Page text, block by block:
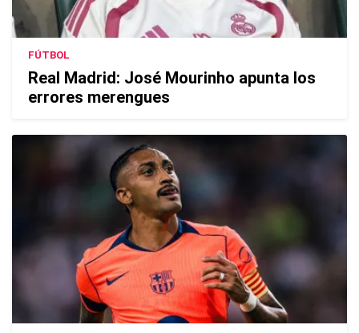
FÚTBOL
Real Madrid: José Mourinho apunta los
errores merengues